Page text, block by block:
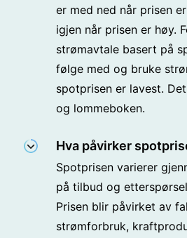
er med ned når prisen
igjen når prisen er høy.
strømavtale basert på
følge med og bruke
spotprisen er lavest.
og lommeboken.
Hva påvirker
Spotprisen varierer
på tilbud og
Prisen blir påvirket av
strømforbruk,